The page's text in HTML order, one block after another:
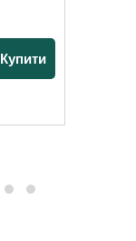
Купити